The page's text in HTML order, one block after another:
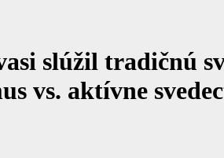
slúžil tradičnú
vs. aktívne